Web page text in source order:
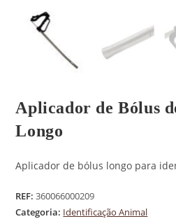
Aplicador de Bólus
Longo
Aplicador de bólus longo para
REF:360066000209
Categoria: Identificação Animal